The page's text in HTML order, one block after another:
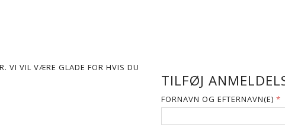
VI VIL VÆRE GLADE FOR HVIS DU
TILFØJ
FORNAVN OG EFTERNAVN(E)